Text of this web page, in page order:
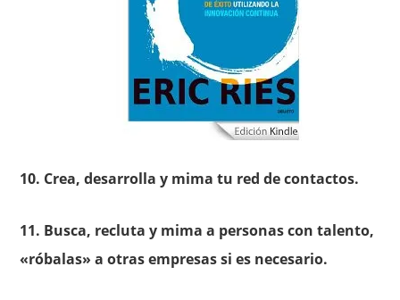
10. Crea, desarrolla y mima tu red de contactos.
11. Busca, recluta y mima a personas con talento,
«róbalas» a otras empresas si es necesario.